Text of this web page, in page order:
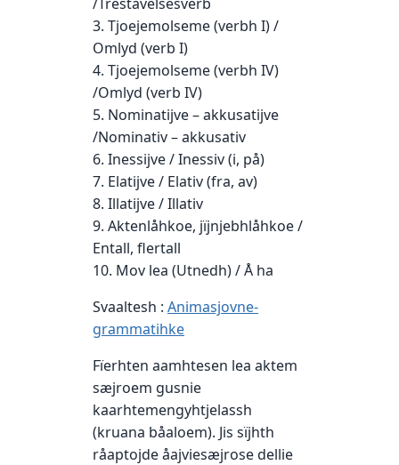
3. Tjoejemolseme (verbh I) /
Omlyd (verb I)
4. Tjoejemolseme (verbh IV)
/Omlyd (verb IV)
5. Nominatijve – akkusatijve
/Nominativ – akkusativ
6. Inessijve / Inessiv (i, på)
7. Elatijve / Elativ (fra, av)
8. Illatijve / Illativ
9. Aktenlåhkoe, jïjnjebhlåhkoe /
Entall, flertall
10. Mov lea (Utnedh) / Å ha
Svaaltesh : Animasjovne-
grammatihke
Fïerhten aamhtesen lea aktem
sæjroem gusnie
kaarhtemengyhtjelassh
(kruana båaloem). Jis sïjhth
råaptojde åajviesæjrose dellie